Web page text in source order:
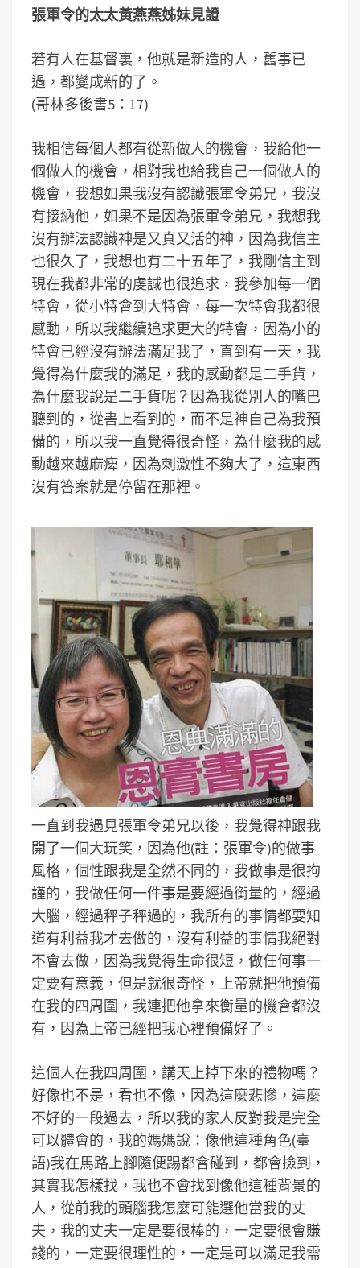
張軍令的太太黃燕燕姊妹見證
若有人在基督裏，他就是新造的人，舊事已
過，都變成新的了。
(哥林多後書5：17)
我相信每個人都有從新做人的機會，我給他一
個做人的機會，相對我也給我自己一個做人的
機會，我想如果我沒有認識張軍令弟兄，我沒
有接納他，如果不是因為張軍令弟兄，我想我
沒有辦法認識神是又真又活的神，因為我信主
也很久了，我想也有二十五年了，我剛信主到
現在我都非常的虔誠也很追求，我參加每一個
特會，從小特會到大特會，每一次特會我都很
感動，所以我繼續追求更大的特會，因為小的
特會已經沒有辦法滿足我了，直到有一天，我
覺得為什麼我的滿足，我的感動都是二手貨，
為什麼我說是二手貨呢？因為我從別人的嘴巴
聽到的，從書上看到的，而不是神自己為我預
備的，所以我一直覺得很奇怪，為什麼我的感
動越來越麻痺，因為刺激性不夠大了，這東西
沒有答案就是停留在那裡。
一直到我遇見張軍令弟兄以後，我覺得神跟我
開了一個大玩笑，因為他(註：張軍令)的做事
風格，個性跟我是全然不同的，我做事是很拘
謹的，我做任何一件事是要經過衡量的，經過
大腦，經過秤子秤過的，我所有的事情都要知
道有利益我才去做的，沒有利益的事情我絕對
不會去做，因為我覺得生命很短，做任何事一
定要有意義，但是就很奇怪，上帝就把他預備
在我的四周圍，我連把他拿來衡量的機會都沒
有，因為上帝已經把我心裡預備好了。
這個人在我四周圍，講天上掉下來的禮物嗎？
好像也不是，看也不像，因為這麼悲慘，這麼
不好的一段過去，所以我的家人反對我是完全
可以體會的，我的媽媽說：像他這種角色(臺
語)我在馬路上腳隨便踢都會碰到，都會撿到，
其實我怎樣找，我也不會找到像他這種背景的
人，從前我的頭腦我怎麼可能選他當我的丈
夫，我的丈夫一定是要很棒的，一定要很會賺
錢的，一定要很理性的，一定是可以滿足我需